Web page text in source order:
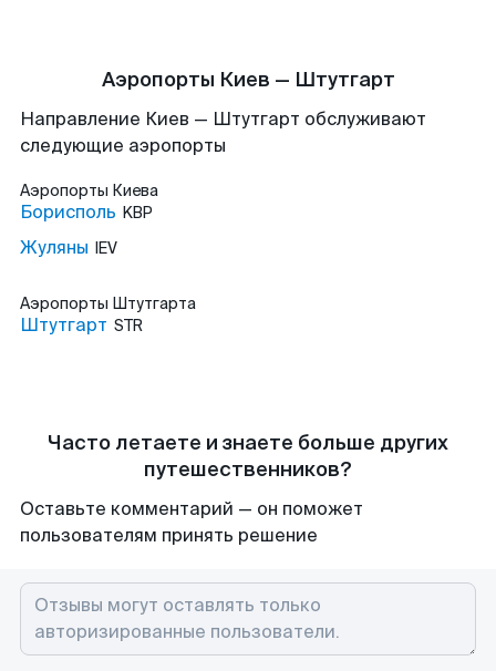
Аэропорты Киев — Штутгарт
Направление Киев — Штутгарт обслуживают
следующие аэропорты
Аэропорты Киева
Борисполь KBP
Жуляны IEV
Аэропорты Штутгарта
Штутгарт STR
Часто летаете и знаете больше других
путешественников?
Оставьте комментарий — он поможет
пользователям принять решение